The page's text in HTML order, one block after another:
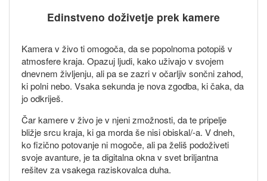
Edinstveno doživetje prek kamere
Kamera v živo ti omogoča, da se popolnoma potopiš v
atmosfere kraja. Opazuj ljudi, kako uživajo v svojem
dnevnem življenju, ali pa se zazri v očarljiv sončni zahod,
ki polni nebo. Vsaka sekunda je nova zgodba, ki čaka, da
jo odkriješ.
Čar kamere v živo je v njeni zmožnosti, da te pripelje
bližje srcu kraja, ki ga morda še nisi obiskal/-a. V dneh,
ko fizično potovanje ni mogoče, ali pa želiš podoživeti
svoje avanture, je ta digitalna okna v svet briljantna
rešitev za vsakega raziskovalca duha.